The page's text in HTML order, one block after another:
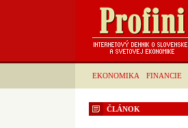
EKONOMIKA FINANCIE
ČLÁNOK